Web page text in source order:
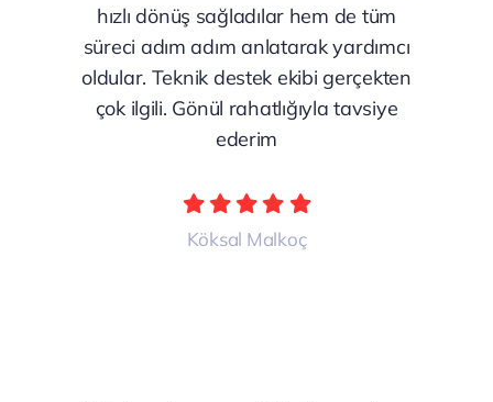
hızlı dönüş sağladılar hem de tüm
süreci adım adım anlatarak yardımcı
oldular. Teknik destek ekibi gerçekten
çok ilgili. Gönül rahatlığıyla tavsiye
ederim
Köksal Malkoç